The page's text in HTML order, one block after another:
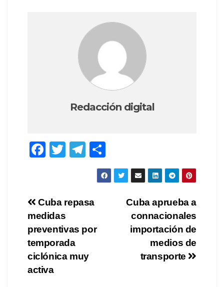
Redacción digital
F
e
b
o
o
k
T
er
T
el
gr
m
h
ar
Post
navigation
Cuba aprueba a
connacionales
importación de
medios de
transporte
Cuba repasa
medidas
preventivas por
temporada
ciclónica muy
activa